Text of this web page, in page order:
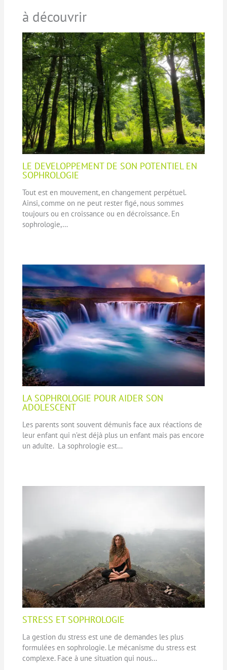
à découvrir
LE DEVELOPPEMENT DE SON POTENTIEL EN
SOPHROLOGIE
Tout est en mouvement, en changement perpétuel.
Ainsi, comme on ne peut rester figé, nous sommes
toujours ou en croissance ou en décroissance. En
sophrologie,…
LA SOPHROLOGIE POUR AIDER SON
ADOLESCENT
Les parents sont souvent démunis face aux réactions de
leur enfant qui n’est déjà plus un enfant mais pas encore
un adulte. La sophrologie est…
STRESS ET SOPHROLOGIE
La gestion du stress est une de demandes les plus
formulées en sophrologie. Le mécanisme du stress est
complexe. Face à une situation qui nous…